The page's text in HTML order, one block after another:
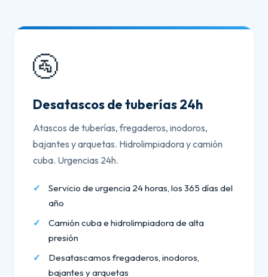
🚰
Desatascos de tuberías 24h
Atascos de tuberías, fregaderos, inodoros,
bajantes y arquetas. Hidrolimpiadora y camión
cuba. Urgencias 24h.
Servicio de urgencia 24 horas, los 365 días del
año
Camión cuba e hidrolimpiadora de alta
presión
Desatascamos fregaderos, inodoros,
bajantes y arquetas